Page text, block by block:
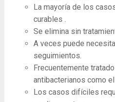
La mayoría de los
curables .
Se elimina sin
A veces puede
seguimientos.
Frecuentemente
antibacterianos como
Los casos difíciles